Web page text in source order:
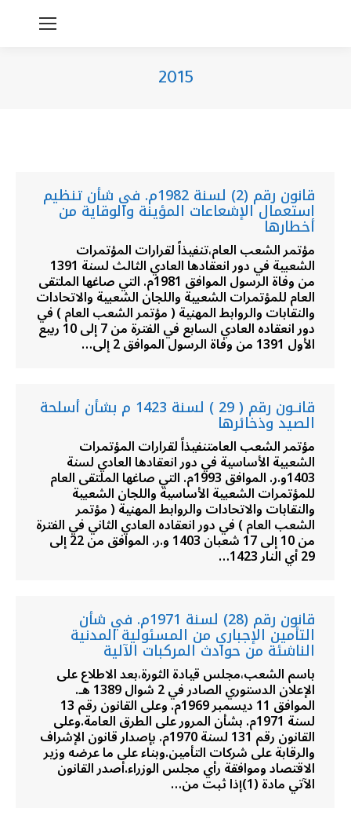
2015
قانون رقم (2) لسنة 1982م. في شأن تنظيم
استعمال الإشعاعات المؤينة والوقاية من
أخطارها
مؤتمر الشعب العام،تنفيذاً لقرارات المؤتمرات
الشعبية في دور انعقادها العادي الثالث لسنة 1391
من وفاة الرسول الموافق 1981م. التي صاغها الملتقى
العام للمؤتمرات الشعبية واللجان الشعبية والاتحادات
والنقابات والروابط المهنية ( مؤتمر الشعب العام ) في
دور انعقاده العادي السابع في الفترة من 7 إلى 10 ربيع
الأول 1391 من وفاة الرسول الموافق 2 إلى…
قانــون رقم ( 29 ) لسنة 1423 م بشأن أسلحة
الصيد وذخائرها
مؤتمر الشعب العامتنفيذاً لقرارات المؤتمرات
الشعبية الأساسية في دور انعقادها العادي لسنة
1403و.ر. الموافق 1993م. التي صاغها الملتقى العام
للمؤتمرات الشعبية الأساسية واللجان الشعبية
والنقابات والاتحادات والروابط المهنية ( مؤتمر
الشعب العام ) في دور انعقاده العادي الثاني في الفترة
من 10 إلى 17 شعبان 1403 و.ر. الموافق من 22 إلى
29 أي النار 1423…
قانون رقم (28) لسنة 1971م. في شأن
التأمين الإجباري من المسئولية المدنية
الناشئة من حوادث المركبات الآلية
باسم الشعب،مجلس قيادة الثورة،بعد الاطلاع على
الإعلان الدستوري الصادر في 2 شوال 1389 هـ.
الموافق 11 ديسمبر 1969م. وعلى القانون رقم 13
لسنة 1971م. بشأن المرور على الطرق العامة.وعلى
القانون رقم 131 لسنة 1970م. بإصدار قانون الإشراف
والرقابة على شركات التأمين.وبناء على ما عرضه وزير
الاقتصاد وموافقة رأي مجلس الوزراء.أصدر القانون
الآتي مادة (1)إذا ثبت من…